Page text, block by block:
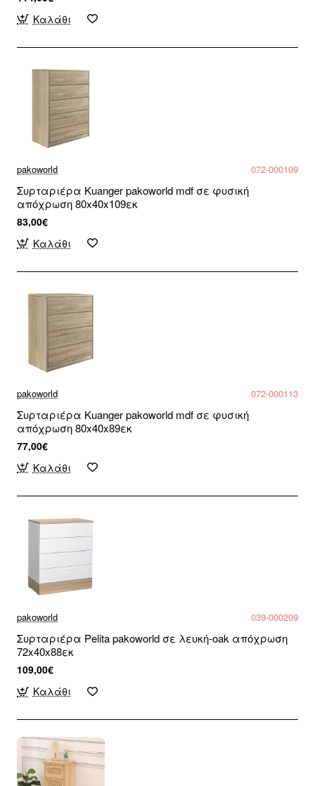
Καλάθι
pakoworld 072-000109
Συρταριέρα Kuanger pakoworld mdf σε φυσική
απόχρωση 80x40x109εκ
83,00€
Καλάθι
pakoworld 072-000113
Συρταριέρα Kuanger pakoworld mdf σε φυσική
απόχρωση 80x40x89εκ
77,00€
Καλάθι
pakoworld 039-000209
Συρταριέρα Pelita pakoworld σε λευκή-oak απόχρωση
72x40x88εκ
109,00€
Καλάθι